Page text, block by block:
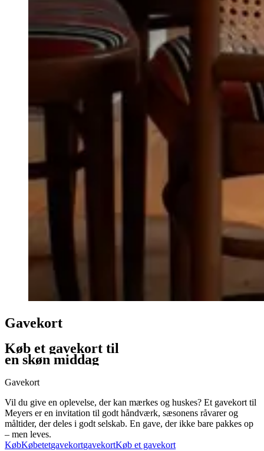
Gavekort
Køb et gavekort til
en skøn middag
Gavekort
Vil du give en oplevelse, der kan mærkes og huskes? Et gavekort til
Meyers er en invitation til godt håndværk, sæsonens råvarer og
måltider, der deles i godt selskab. En gave, der ikke bare pakkes op
– men leves.
KøbKøbetetgavekortgavekortKøb et gavekort